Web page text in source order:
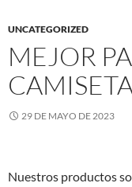
UNCATEGORIZED
MEJOR
29 DE MAYO DE 2023
Nuestros productos